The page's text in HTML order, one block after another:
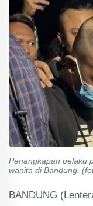
Penangkapan pelaku
wanita di Bandung.
BANDUNG